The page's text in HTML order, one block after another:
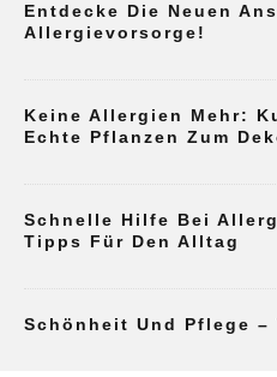
Entdecke Die Neuen
Allergievorsorge!
Keine Allergien Mehr:
Echte Pflanzen Zum
Schnelle Hilfe Bei
Tipps Für Den Alltag
Schönheit Und Pflege –